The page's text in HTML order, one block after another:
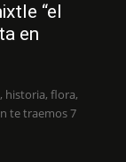
“el
en
historia, flora,
te traemos 7